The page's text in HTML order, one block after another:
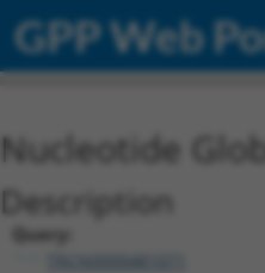
GPP Web
Nucleotide
Description
Query:
TRCN0000481071